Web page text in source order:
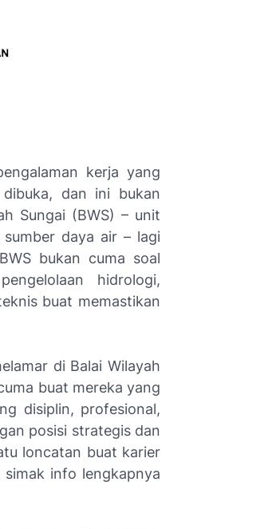
kerja yang
dibuka, dan ini bukan
Sungai (BWS) – unit
daya air – lagi
bukan cuma soal
hidrologi,
buat memastikan
di Balai Wilayah
buat mereka yang
disiplin, profesional,
posisi strategis dan
loncatan buat karier
info lengkapnya